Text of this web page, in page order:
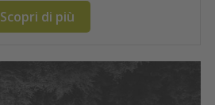
Scopri di più